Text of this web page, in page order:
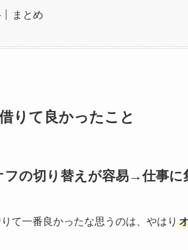
まとめ
りて良かったこと
フの切り替えが容易→仕事に
て一番良かったな思うのは、やはり